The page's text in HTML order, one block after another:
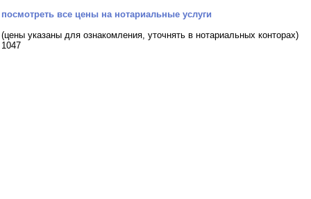
посмотреть все цены на нотариальные услуги
(цены указаны для ознакомления, уточнять в нотариальных конторах)
1047